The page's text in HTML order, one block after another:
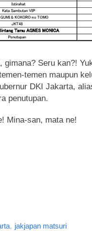
gimana? Seru kan?!
temen maupun
DKI Jakarta,
penutupan.
Mina-san, mata ne!
, jakjapan matsuri